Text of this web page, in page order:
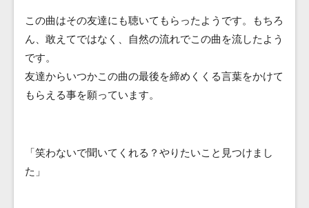
この曲はその友達にも聴いてもらったようです。もちろ
ん、敢えてではなく、自然の流れでこの曲を流したよう
です。
友達からいつかこの曲の最後を締めくくる言葉をかけて
もらえる事を願っています。
「笑わないで聞いてくれる？やりたいこと見つけまし
た」